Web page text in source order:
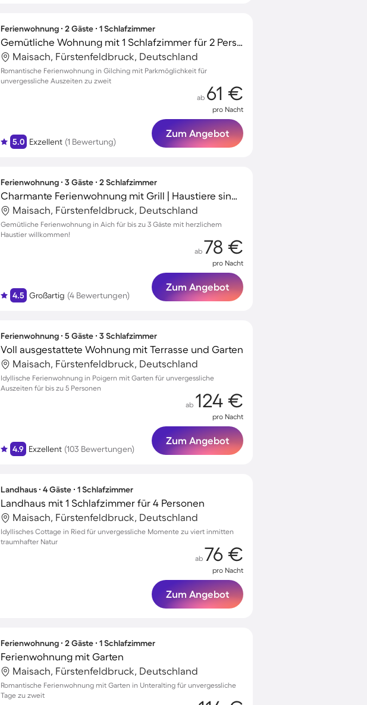
Ferienwohnung ∙ 2 Gäste ∙ 1 Schlafzimmer
Gemütliche Wohnung mit 1 Schlafzimmer für 2 Personen
Maisach, Fürstenfeldbruck, Deutschland
Romantische Ferienwohnung in Gilching mit Parkmöglichkeit für
unvergessliche Auszeiten zu zweit
5.0 Exzellent (1 Bewertung)
ab 61 €
pro Nacht
Zum Angebot
Ferienwohnung ∙ 3 Gäste ∙ 2 Schlafzimmer
Charmante Ferienwohnung mit Grill | Haustiere sind willkommen
Maisach, Fürstenfeldbruck, Deutschland
Gemütliche Ferienwohnung in Aich für bis zu 3 Gäste mit herzlichem
Haustier willkommen!
4.5 Großartig (4 Bewertungen)
ab 78 €
pro Nacht
Zum Angebot
Ferienwohnung ∙ 5 Gäste ∙ 3 Schlafzimmer
Voll ausgestattete Wohnung mit Terrasse und Garten
Maisach, Fürstenfeldbruck, Deutschland
Idyllische Ferienwohnung in Poigern mit Garten für unvergessliche
Auszeiten für bis zu 5 Personen
4.9 Exzellent (103 Bewertungen)
ab 124 €
pro Nacht
Zum Angebot
Landhaus ∙ 4 Gäste ∙ 1 Schlafzimmer
Landhaus mit 1 Schlafzimmer für 4 Personen
Maisach, Fürstenfeldbruck, Deutschland
Idyllisches Cottage in Ried für unvergessliche Momente zu viert inmitten
traumhafter Natur
ab 76 €
pro Nacht
Zum Angebot
Ferienwohnung ∙ 2 Gäste ∙ 1 Schlafzimmer
Ferienwohnung mit Garten
Maisach, Fürstenfeldbruck, Deutschland
Romantische Ferienwohnung mit Garten in Unteralting für unvergessliche
Tage zu zweit